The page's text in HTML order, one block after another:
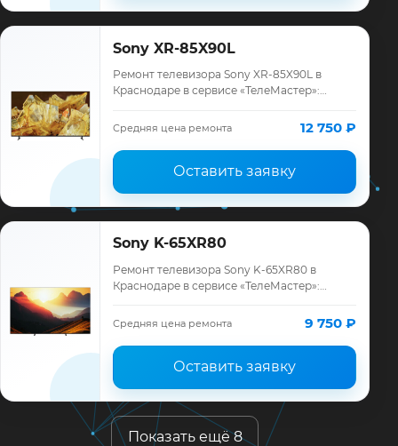
Sony XR-85X90L
Ремонт телевизора Sony XR-85X90L в
Краснодаре в сервисе «ТелеМастер»:
ремонта, запчасти и гарантия до 12
Средняя цена ремонта 12 750 ₽
Оставить заявку
Sony K-65XR80
Ремонт телевизора Sony K-65XR80 в
Краснодаре в сервисе «ТелеМастер»:
ремонта, запчасти и гарантия до 12
месяцев.
Средняя цена ремонта 9 750 ₽
Оставить заявку
Показать ещё 8